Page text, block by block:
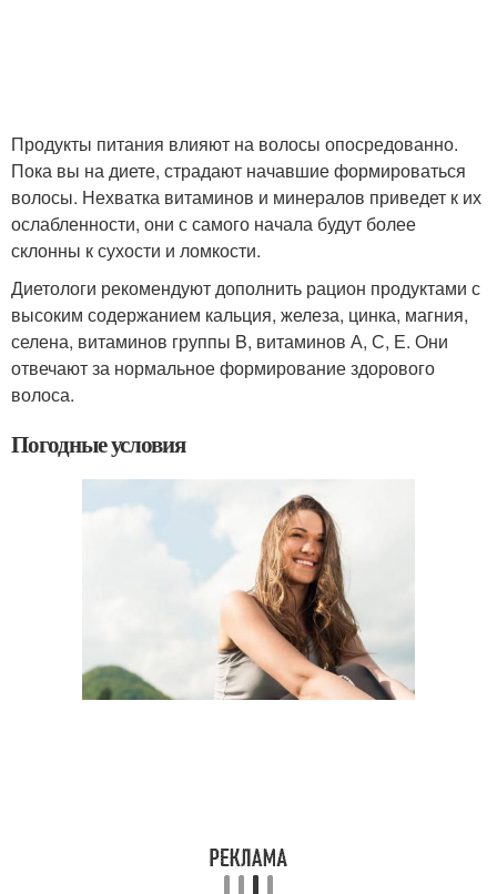
Продукты питания влияют на волосы опосредованно.
Пока вы на диете, страдают начавшие формироваться
волосы. Нехватка витаминов и минералов приведет к их
ослабленности, они с самого начала будут более
склонны к сухости и ломкости.
Диетологи рекомендуют дополнить рацион продуктами с
высоким содержанием кальция, железа, цинка, магния,
селена, витаминов группы B, витаминов А, С, Е. Они
отвечают за нормальное формирование здорового
волоса.
Погодные условия